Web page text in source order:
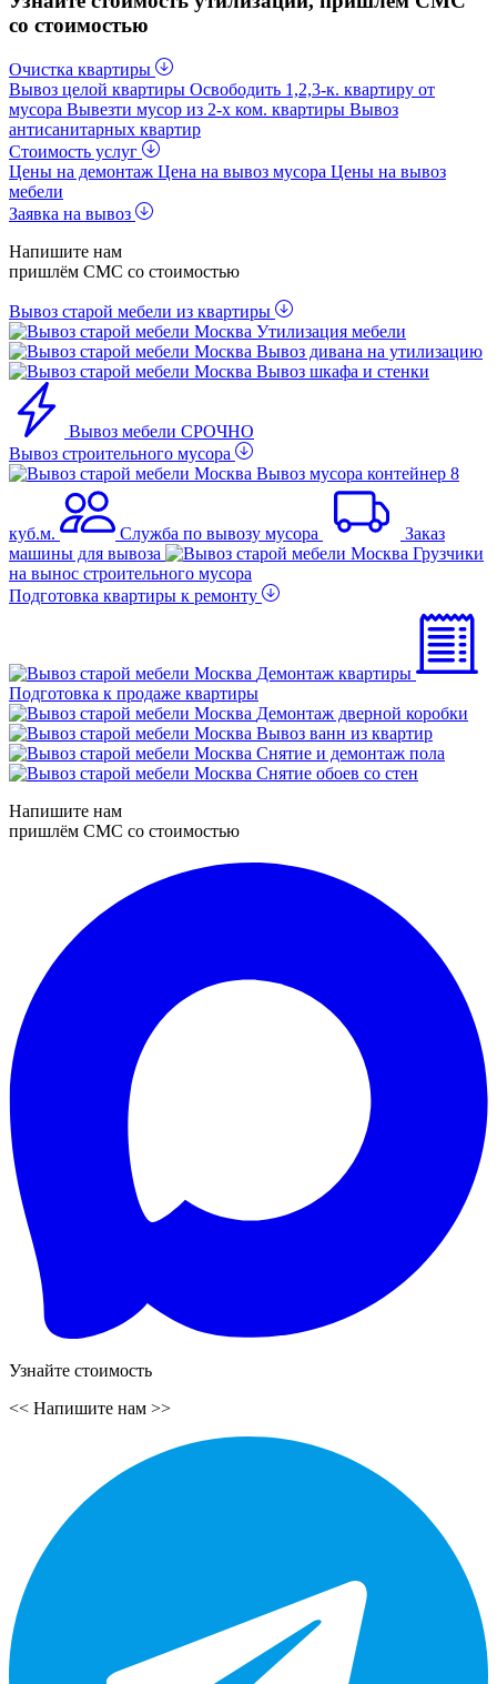
со стоимостью
Очистка квартиры
Вывоз целой квартиры Освободить 1,2,3-к. квартиру от
мусора Вывезти мусор из 2-x ком. квартиры Вывоз
антисанитарных квартир
Стоимость услуг
Цены на демонтаж Цена на вывоз мусора Цены на вывоз
мебели
Заявка на вывоз
Напишите нам
пришлём СМС со стоимостью
Вывоз старой мебели из квартиры
Утилизация мебели
Вывоз дивана на утилизацию
Вывоз шкафа и стенки
Вывоз мебели СРОЧНО
Вывоз строительного мусора
Вывоз мусора контейнер 8
куб.м. Служба по вывозу мусора
Заказ
машины для вывоза
Грузчики
на вынос строительного мусора
Подготовка квартиры к ремонту
Демонтаж квартиры
Подготовка к продаже квартиры
Демонтаж дверной коробки
Вывоз ванн из квартир
Снятие и демонтаж пола
Снятие обоев со стен
Напишите нам
пришлём СМС со стоимостью
Узнайте стоимость
<< Напишите нам >>